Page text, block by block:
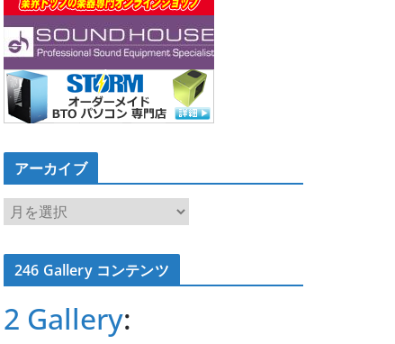
アーカイブ
ア
ー
カ
イ246 Gallery コンテンツ
2 Gallery: